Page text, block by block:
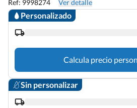
Ref: 9998274 Ver detalle
Personalizado
Calcula precio
Sin personalizar